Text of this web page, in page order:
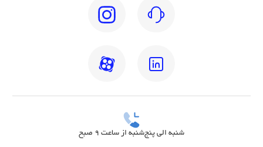
شنبه الی پنج‌شنبه از ساعت 9 صبح